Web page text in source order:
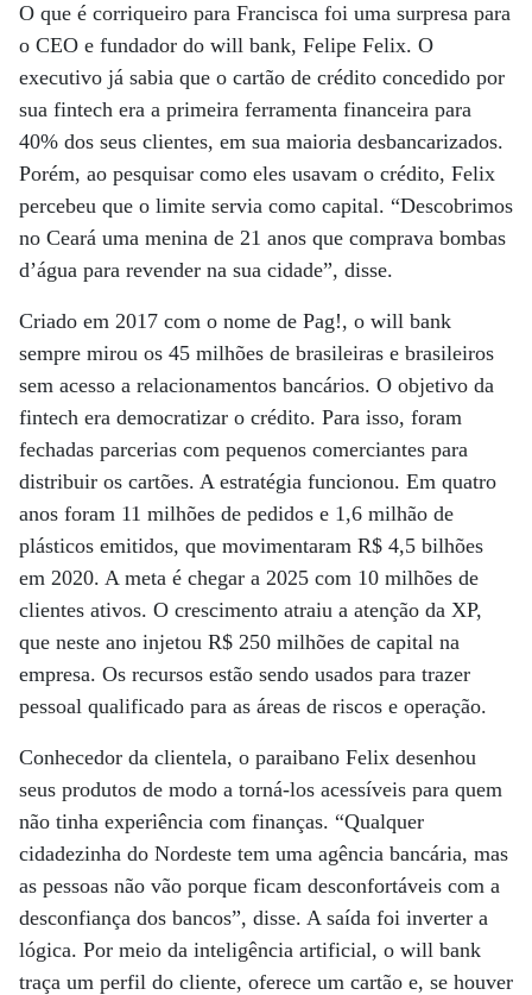
O que é corriqueiro para Francisca foi uma surpresa para
o CEO e fundador do will bank, Felipe Felix. O
executivo já sabia que o cartão de crédito concedido por
sua fintech era a primeira ferramenta financeira para
40% dos seus clientes, em sua maioria desbancarizados.
Porém, ao pesquisar como eles usavam o crédito, Felix
percebeu que o limite servia como capital. “Descobrimos
no Ceará uma menina de 21 anos que comprava bombas
d’água para revender na sua cidade”, disse.
Criado em 2017 com o nome de Pag!, o will bank
sempre mirou os 45 milhões de brasileiras e brasileiros
sem acesso a relacionamentos bancários. O objetivo da
fintech era democratizar o crédito. Para isso, foram
fechadas parcerias com pequenos comerciantes para
distribuir os cartões. A estratégia funcionou. Em quatro
anos foram 11 milhões de pedidos e 1,6 milhão de
plásticos emitidos, que movimentaram R$ 4,5 bilhões
em 2020. A meta é chegar a 2025 com 10 milhões de
clientes ativos. O crescimento atraiu a atenção da XP,
que neste ano injetou R$ 250 milhões de capital na
empresa. Os recursos estão sendo usados para trazer
pessoal qualificado para as áreas de riscos e operação.
Conhecedor da clientela, o paraibano Felix desenhou
seus produtos de modo a torná-los acessíveis para quem
não tinha experiência com finanças. “Qualquer
cidadezinha do Nordeste tem uma agência bancária, mas
as pessoas não vão porque ficam desconfortáveis com a
desconfiança dos bancos”, disse. A saída foi inverter a
lógica. Por meio da inteligência artificial, o will bank
traça um perfil do cliente, oferece um cartão e, se houver